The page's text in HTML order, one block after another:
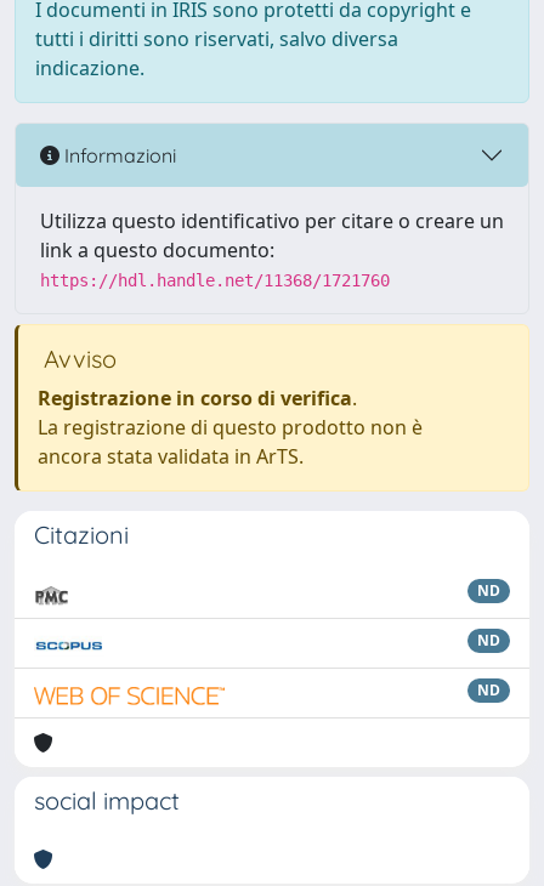
I documenti in IRIS sono protetti da copyright e
tutti i diritti sono riservati, salvo diversa
indicazione.
Informazioni
Utilizza questo identificativo per citare o creare un
link a questo documento:
https://hdl.handle.net/11368/1721760
Avviso
Registrazione in corso di verifica.
La registrazione di questo prodotto non è
ancora stata validata in ArTS.
Citazioni
ND
ND
ND
social impact